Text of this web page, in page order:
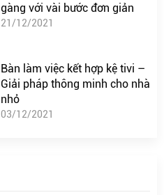
gàng với vài bước đơn giản
21/12/2021
Bàn làm việc kết hợp kệ tivi –
Giải pháp thông minh cho nhà
nhỏ
03/12/2021